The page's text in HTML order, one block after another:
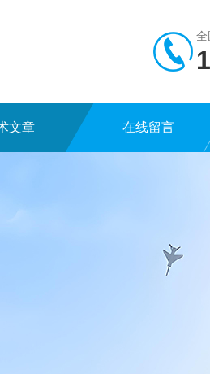
全
文章 在线留言